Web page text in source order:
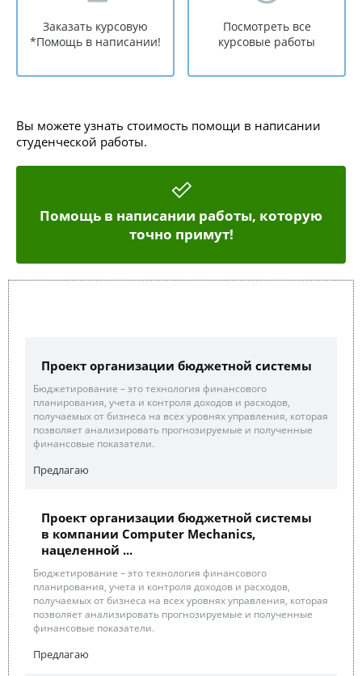
Заказать курсовую
*Помощь в написании!
Посмотреть все
курсовые работы
Вы можете узнать стоимость помощи в написании
студенческой работы.
Помощь в написании работы, которую
точно примут!
Проект организации бюджетной системы
Бюджетирование – это технология финансового
планирования, учета и контроля доходов и расходов,
получаемых от бизнеса на всех уровнях управления, которая
позволяет анализировать прогнозируемые и полученные
финансовые показатели.
Предлагаю
Проект организации бюджетной системы
в компании Computer Mechanics,
нацеленной ...
Бюджетирование – это технология финансового
планирования, учета и контроля доходов и расходов,
получаемых от бизнеса на всех уровнях управления, которая
позволяет анализировать прогнозируемые и полученные
финансовые показатели.
Предлагаю